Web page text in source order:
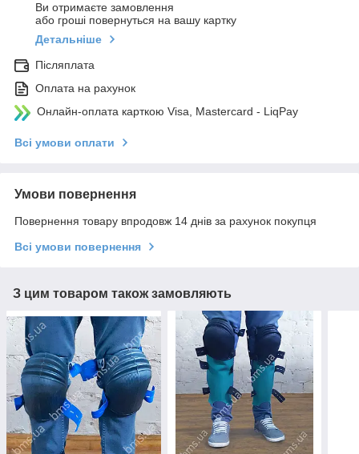
Ви отримаєте замовлення
або гроші повернуться на вашу картку
Детальніше
Післяплата
Оплата на рахунок
Онлайн-оплата карткою Visa, Mastercard - LiqPay
Всі умови оплати
Умови повернення
Повернення товару впродовж 14 днів за рахунок покупця
Всі умови повернення
З цим товаром також замовляють